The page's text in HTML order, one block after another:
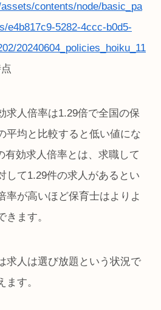
contents/node/basic_pa
e4b817c9-5282-4ccc-b0d5-
20240604_policies_hoiku_11
求人倍率は1.29倍で全国の保
平均と比較すると低い値にな
有効求人倍率とは、求職して
して1.29件の求人があるとい
率が高いほど保育士はよりよ
きます。
求人は選び放題という状況で
す。